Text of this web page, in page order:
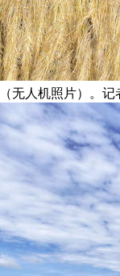
无人机照片）。记